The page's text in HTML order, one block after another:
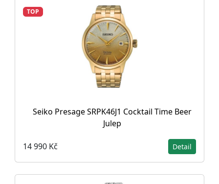
TOP
Seiko Presage SRPK46J1 Cocktail Time Beer
Julep
14 990 Kč Detail